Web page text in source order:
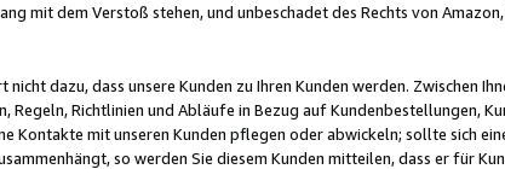
mit dem Verstoß stehen, und unbeschadet des Rechts von
dazu, dass unsere Kunden zu Ihren Kunden werden. Zwischen
Regeln, Richtlinien und Abläufe in Bezug auf Kundenbestellungen,
Kontakte mit unseren Kunden pflegen oder abwickeln; sollte sich
so werden Sie diesem Kunden mitteilen, dass er für